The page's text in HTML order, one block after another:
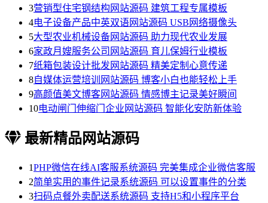
3营销型住宅钢结构网站源码 建筑工程专属模板
4电子设备产品中英双语网站源码 USB网络摄像头
5大型农业机械设备网站源码 助力现代农业发展
6家政月嫂服务公司网站源码 育儿保姆行业模板
7纸箱包装设计批发网站源码 精美定制心意传递
8自媒体运营培训网站源码 博客小白也能轻松上手
9高颜值美文博客网站源码 情感博主记录美好瞬间
10电动闸门伸缩门企业网站源码 智能化安防新体验
最新精品网站源码
1PHP微信在线AI客服系统源码 完美集成企业微信客服
2简单实用的事件记录系统源码 可以设置事件的分类
3扫码点餐外卖配送系统源码 支持H5和小程序平台